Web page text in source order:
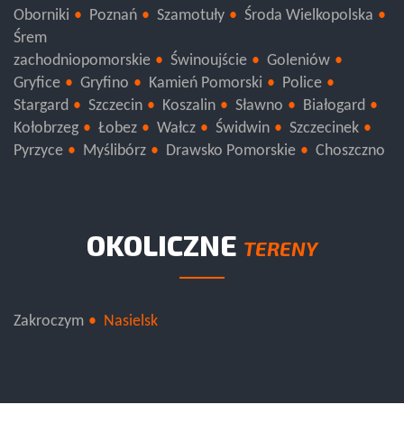
Chodzież
Czarnków Piła Wągrowiec
Złotów
Oborniki
Śrem
zachodniopomorskie
Świnoujście
Goleniów
Gryfice
Gryfino Kamień Pomorski
Police
Stargard
Szczecin Koszalin Sławno
Białogard
Kołobrzeg
Łobez Wałcz Świdwin
Szczecinek
OKOLICZNE